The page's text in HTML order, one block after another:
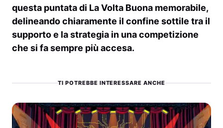
questa puntata di La Volta Buona memorabile,
delineando chiaramente il confine sottile tra il
supporto e la strategia in una competizione
che si fa sempre più accesa.
TI POTREBBE INTERESSARE ANCHE